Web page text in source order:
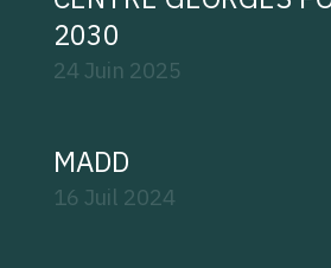
2030
24 Juin 2025
MADD
16 Juil 2024